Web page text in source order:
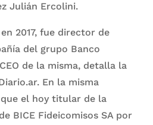
Julián Ercolini.
2017, fue director de
del grupo Banco
de la misma, detalla la
En la misma
el hoy titular de la
BICE Fideicomisos SA por